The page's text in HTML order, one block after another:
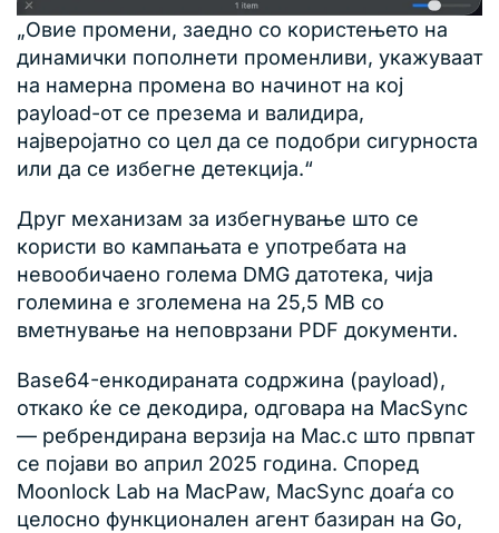
„Овие промени, заедно со користењето на
динамички пополнети променливи, укажуваат
на намерна промена во начинот на кој
payload-от се презема и валидира,
најверојатно со цел да се подобри сигурноста
или да се избегне детекција.“
Друг механизам за избегнување што се
користи во кампањата е употребата на
невообичаено голема DMG датотека, чија
големина е зголемена на 25,5 MB со
вметнување на неповрзани PDF документи.
Base64-енкодираната содржина (payload),
откако ќе се декодира, одговара на MacSync
— ребрендирана верзија на Mac.c што првпат
се појави во април 2025 година. Според
Moonlock Lab на MacPaw, MacSync доаѓа со
целосно функционален агент базиран на Go,